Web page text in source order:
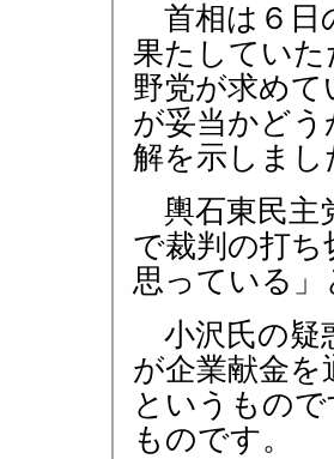
首相は６日
果たしてい
野党が求め
が妥当かど
解を示しまし
輿石東民主
で裁判の打
思っている
小沢氏の疑
が企業献金
というもの
ものです。